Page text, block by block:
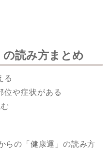
の読み方まとめ
る
位や症状がある
らの「健康運」の読み方